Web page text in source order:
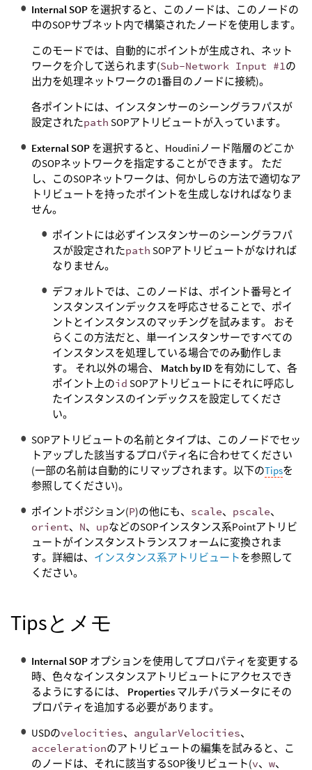
Internal SOP を選択すると、このノードは、このノードの
中のSOPサブネット内で構築されたノードを使用します。
このモードでは、自動的にポイントが生成され、ネット
ワークを介して送られます(Sub-Network Input #1の
出力を処理ネットワークの1番目のノードに接続)。
各ポイントには、インスタンサーのシーングラフパスが
設定されたpath SOPアトリビュートが入っています。
External SOP を選択すると、Houdiniノード階層のどこか
のSOPネットワークを指定することができます。 ただ
し、このSOPネットワークは、何かしらの方法で適切なア
トリビュートを持ったポイントを生成しなければなりま
せん。
ポイントには必ずインスタンサーのシーングラフパ
スが設定されたpath SOPアトリビュートがなければ
なりません。
デフォルトでは、このノードは、ポイント番号とイ
ンスタンスインデックスを呼応させることで、ポイ
ントとインスタンスのマッチングを試みます。 おそ
らくこの方法だと、単一インスタンサーですべての
インスタンスを処理している場合でのみ動作しま
す。 それ以外の場合、 Match by ID を有効にして、各
ポイント上のid SOPアトリビュートにそれに呼応し
たインスタンスのインデックスを設定してくださ
い。
SOPアトリビュートの名前とタイプは、このノードでセッ
トアップした該当するプロパティ名に合わせてください
(一部の名前は自動的にリマップされます。以下のTipsを
参照してください)。
ポイントポジション(P)の他にも、 scale、 pscale、
orient、 N、 upなどのSOPインスタンス系Pointアトリビ
ュートがインスタンストランスフォームに変換されま
す。詳細は、 インスタンス系アトリビュートを参照して
ください。
Tipsとメモ
Internal SOP オプションを使用してプロパティを変更する
時、色々なインスタンスアトリビュートにアクセスでき
るようにするには、 Properties マルチパラメータにその
プロパティを追加する必要があります。
USDのvelocities、 angularVelocities、
accelerationのアトリビュートの編集を試みると、こ
のノードは、それに該当するSOP後リビュート(v、 w、